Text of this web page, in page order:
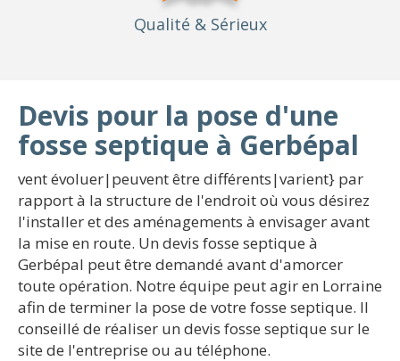
Qualité & Sérieux
Devis pour la pose d'une
fosse septique à Gerbépal
vent évoluer|peuvent être différents|varient} par
rapport à la structure de l'endroit où vous désirez
l'installer et des aménagements à envisager avant
la mise en route. Un devis fosse septique à
Gerbépal peut être demandé avant d'amorcer
toute opération. Notre équipe peut agir en Lorraine
afin de terminer la pose de votre fosse septique. Il
conseillé de réaliser un devis fosse septique sur le
site de l'entreprise ou au téléphone.